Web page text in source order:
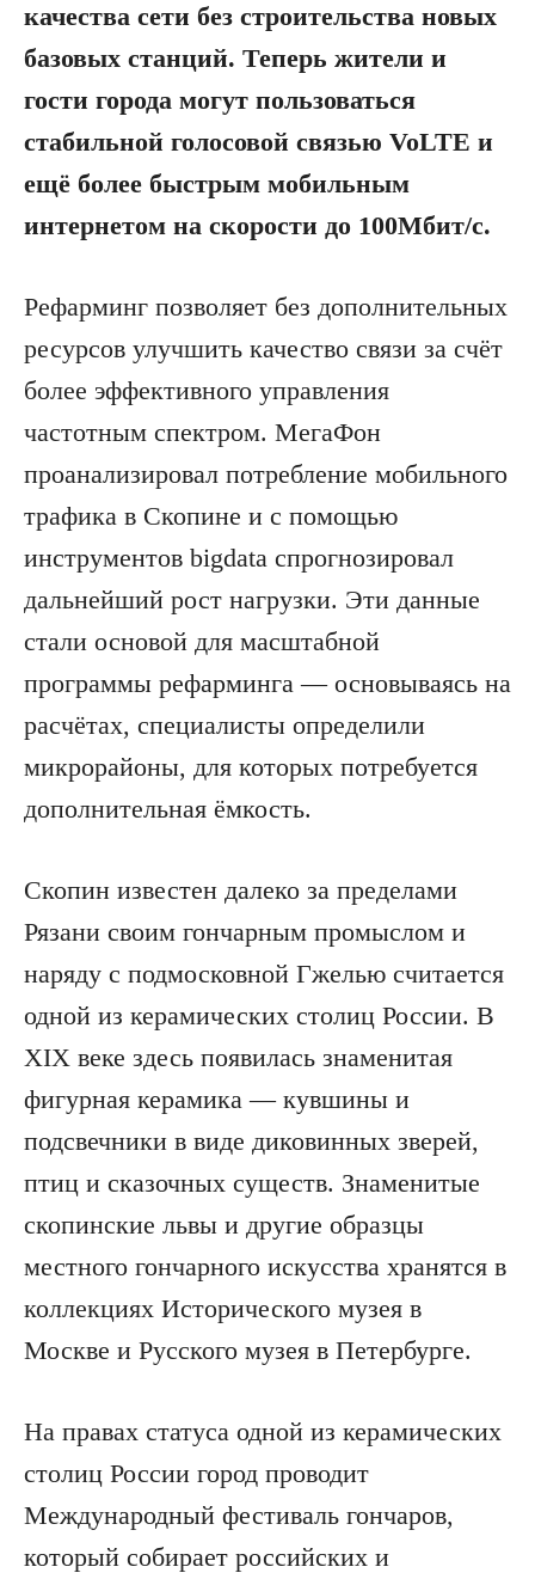
качества сети без строительства новых
базовых станций. Теперь жители и
гости города могут пользоваться
стабильной голосовой связью VoLTE и
ещё более быстрым мобильным
интернетом на скорости до 100Мбит/с.
Рефарминг позволяет без дополнительных
ресурсов улучшить качество связи за счёт
более эффективного управления
частотным спектром. МегаФон
проанализировал потребление мобильного
трафика в Скопине и с помощью
инструментов bigdata спрогнозировал
дальнейший рост нагрузки. Эти данные
стали основой для масштабной
программы рефарминга — основываясь на
расчётах, специалисты определили
микрорайоны, для которых потребуется
дополнительная ёмкость.
Скопин известен далеко за пределами
Рязани своим гончарным промыслом и
наряду с подмосковной Гжелью считается
одной из керамических столиц России. В
XIX веке здесь появилась знаменитая
фигурная керамика — кувшины и
подсвечники в виде диковинных зверей,
птиц и сказочных существ. Знаменитые
скопинские львы и другие образцы
местного гончарного искусства хранятся в
коллекциях Исторического музея в
Москве и Русского музея в Петербурге.
На правах статуса одной из керамических
столиц России город проводит
Международный фестиваль гончаров,
который собирает российских и